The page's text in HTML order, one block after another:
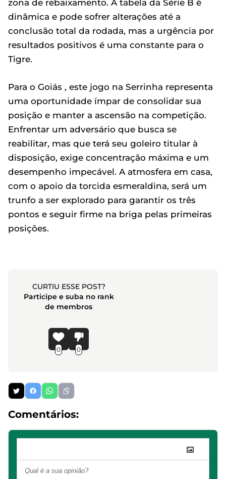
zona de rebaixamento. A tabela da Série B é
dinâmica e pode sofrer alterações até a
conclusão total da rodada, mas a urgência por
resultados positivos é uma constante para o
Tigre.
Para o Goiás , este jogo na Serrinha representa
uma oportunidade ímpar de consolidar sua
posição e manter a ascensão na competição.
Enfrentar um adversário que busca se
reabilitar, mas que terá seu goleiro titular à
disposição, exige concentração máxima e um
desempenho impecável. A atmosfera em casa,
com o apoio da torcida esmeraldina, será um
trunfo a ser explorado para garantir os três
pontos e seguir firme na briga pelas primeiras
posições.
CURTIU ESSE POST?
Participe e suba no rank
de membros
0 0
Comentários: